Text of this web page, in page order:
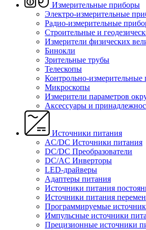
Измерительные приборы
Электро-измерительные
Радио-измерительные
Строительные и
Измерители физических
Бинокли
Зрительные трубы
Телескопы
Контрольно-измерительные
Микроскопы
Измерители параметров
Аксессуары и
Источники питания
AC/DC Источники питания
DC/DC Преобразователи
DC/AC Инверторы
LED-драйверы
Адаптеры питания
Источники питания
Источники питания
Программируемые
Импульсные источники
Прецизионные источники